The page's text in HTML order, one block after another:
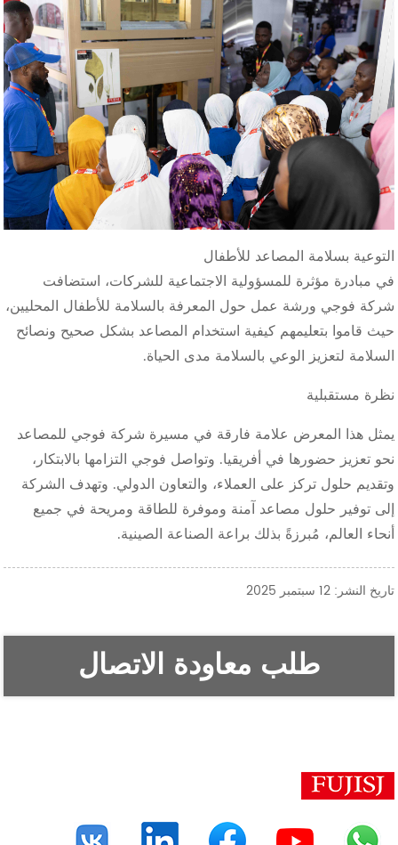
التوعية بسلامة المصاعد للأطفال
في مبادرة مؤثرة للمسؤولية الاجتماعية للشركات، استضافت
شركة فوجي ورشة عمل حول المعرفة بالسلامة للأطفال المحليين،
حيث قاموا بتعليمهم كيفية استخدام المصاعد بشكل صحيح ونصائح
السلامة لتعزيز الوعي بالسلامة مدى الحياة.
نظرة مستقبلية
يمثل هذا المعرض علامة فارقة في مسيرة شركة فوجي للمصاعد
نحو تعزيز حضورها في أفريقيا. وتواصل فوجي التزامها بالابتكار،
وتقديم حلول تركز على العملاء، والتعاون الدولي. وتهدف الشركة
إلى توفير حلول مصاعد آمنة وموفرة للطاقة ومريحة في جميع
أنحاء العالم، مُبرزةً بذلك براعة الصناعة الصينية.
تاريخ النشر: 12 سبتمبر 2025
طلب معاودة الاتصال